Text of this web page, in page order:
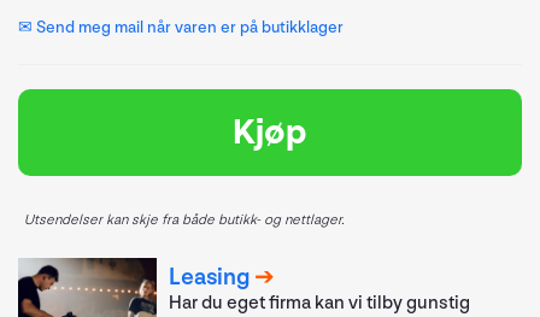
✉ Send meg mail når varen er på butikklager
Kjøp
Utsendelser kan skje fra både butikk- og nettlager.
Leasing
Har du eget firma kan vi tilby gunstig